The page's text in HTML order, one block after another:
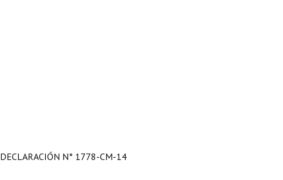
DECLARACIÓN N° 1778-CM-14